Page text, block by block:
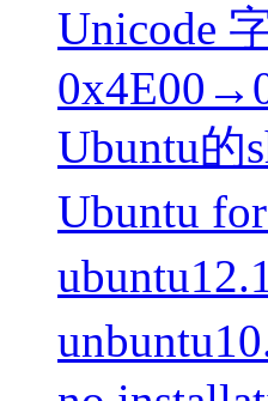
Unicode
Ubuntu的
Ubuntu